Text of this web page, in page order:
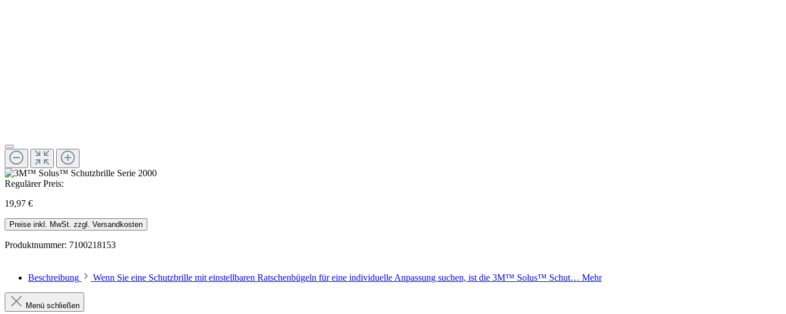
Regulärer Preis:
19,97 €
Preise inkl. MwSt. zzgl. Versandkosten
Produktnummer: 7100218153
Beschreibung Wenn Sie eine Schutzbrille mit einstellbaren Ratschenbügeln für eine individuelle Anpassung suchen, ist die 3M™ Solus™ Schut… Mehr
Menü schließen